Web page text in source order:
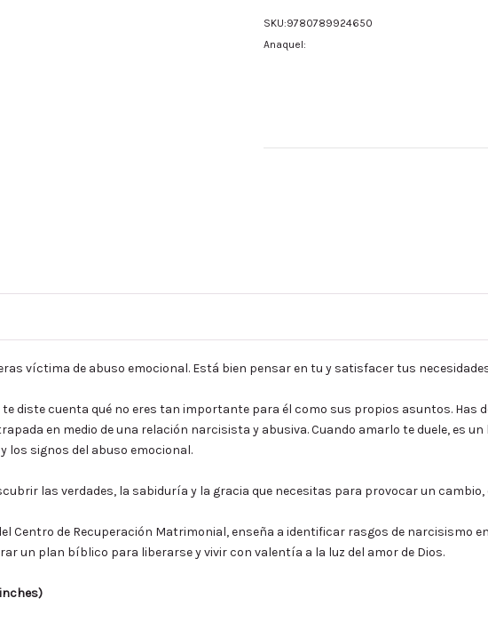
SKU:9780789924650
Anaquel:
víctima de abuso emocional. Está bien pensar en tu y satisfacer tus
te diste cuenta qué no eres tan importante para él como sus propios asuntos. Has
en medio de una relación narcisista y abusiva. Cuando amarlo te duele, es
los signos del abuso emocional.
las verdades, la sabiduría y la gracia que necesitas para provocar un
Centro de Recuperación Matrimonial, enseña a identificar rasgos de narcisismo
un plan bíblico para liberarse y vivir con valentía a la luz del amor de Dios.